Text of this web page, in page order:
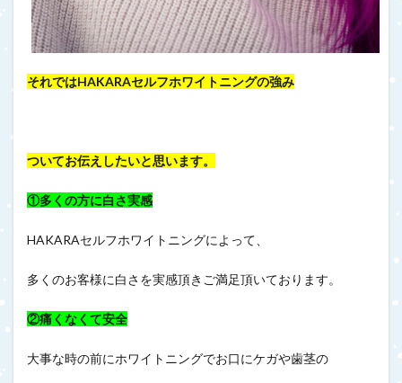
それではHAKARAセルフホワイトニングの強み
ついてお伝えしたいと思います。
①多くの方に白さ実感
HAKARAセルフホワイトニングによって、
多くのお客様に白さを実感頂きご満足頂いております。
②痛くなくて安全
大事な時の前にホワイトニングでお口にケガや歯茎の